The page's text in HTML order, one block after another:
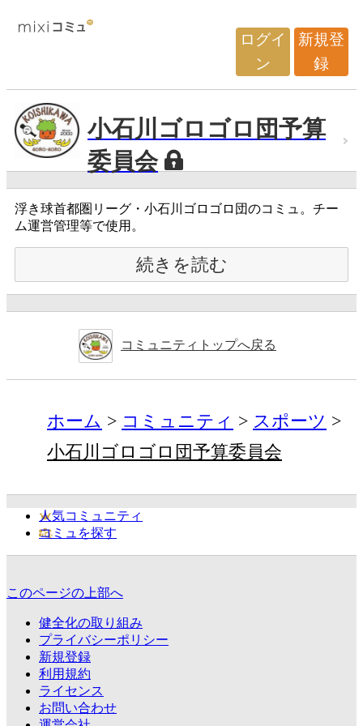
ログイ
ン
新規登
録
小石川ゴロゴロ団予算
委員会
浮き球首都圏リーグ・小石川ゴロゴロ団のコミュ。チー
ム運営管理等で使用。
続きを読む
コミュニティトップへ戻る
ホーム コミュニティ
スポーツ
小石川ゴロゴロ団予算委員会
人気コミュニティ
コミュを探す
このページの上部へ
健全化の取り組み
プライバシーポリシー
新規登録
利用規約
ライセンス
お問い合わせ